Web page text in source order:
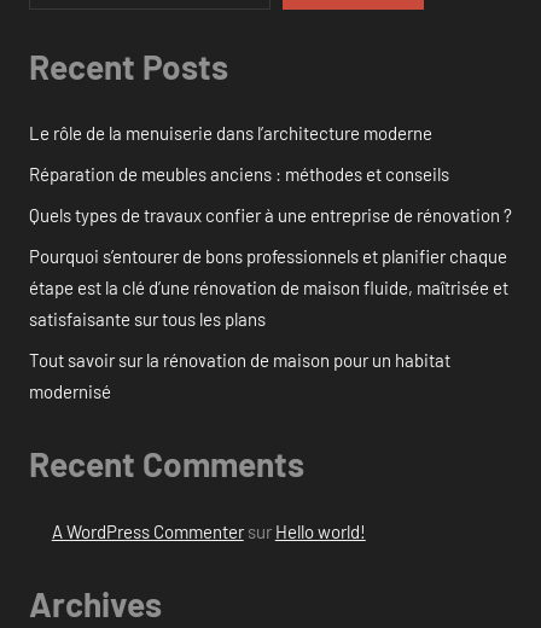
Recent Posts
Le rôle de la menuiserie dans l’architecture moderne
Réparation de meubles anciens : méthodes et conseils
Quels types de travaux confier à une entreprise de rénovation ?
Pourquoi s’entourer de bons professionnels et planifier chaque
étape est la clé d’une rénovation de maison fluide, maîtrisée et
satisfaisante sur tous les plans
Tout savoir sur la rénovation de maison pour un habitat
modernisé
Recent Comments
A WordPress Commentersur Hello world!
Archives